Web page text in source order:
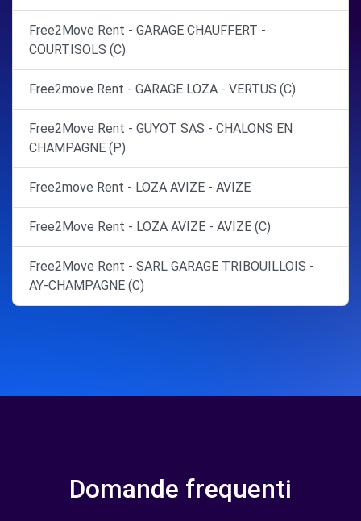
Free2Move Rent - GARAGE CHAUFFERT -
COURTISOLS (C)
Free2move Rent - GARAGE LOZA - VERTUS (C)
Free2Move Rent - GUYOT SAS - CHALONS EN
CHAMPAGNE (P)
Free2move Rent - LOZA AVIZE - AVIZE
Free2Move Rent - LOZA AVIZE - AVIZE (C)
Free2Move Rent - SARL GARAGE TRIBOUILLOIS -
AY-CHAMPAGNE (C)
Domande frequenti